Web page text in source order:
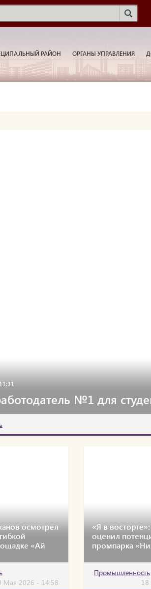
РАЙОН ОРГАНЫ УПРАВЛЕНИЯ
№1 для
осмотрел
«Ай
Мая 2026 - 14:58
«Я в
оценил
промпарка
Промышленность